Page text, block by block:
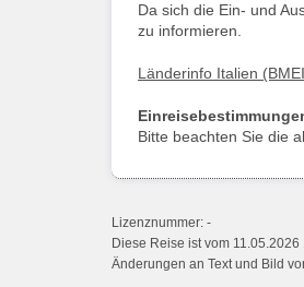
Da sich die Ein- und
zu informieren.
Länderinfo Italien
Bitte beachten Sie die
Lizenznummer: -
Diese Reise ist vom
Änderungen an Text und Bild